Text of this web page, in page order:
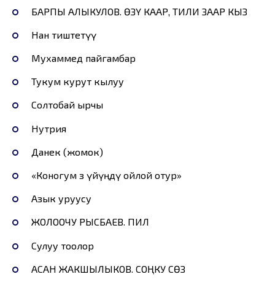
БАРПЫ АЛЫКУЛОВ. ӨЗҮ КААР, ТИЛИ ЗААР КЫЗ
Нан тиштетүү
Мухаммед пайгамбар
Тукум курут кылуу
Солтобай ырчы
Нутрия
Данек (жомок)
«Коногум өз үйүңдү ойлой отур»
Азык уруусу
ЖОЛООЧУ РЫСБАЕВ. ПИЛ
Cулуу тоолор
АСАН ЖАКШЫЛЫКОВ. СОҢКУ СӨЗ